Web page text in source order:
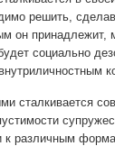
решить,
он
социально
сталкивается
различным